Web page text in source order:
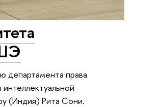
департамента права
(Индия) Рита Сони.